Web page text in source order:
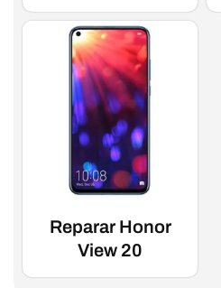
Reparar Honor
View 20